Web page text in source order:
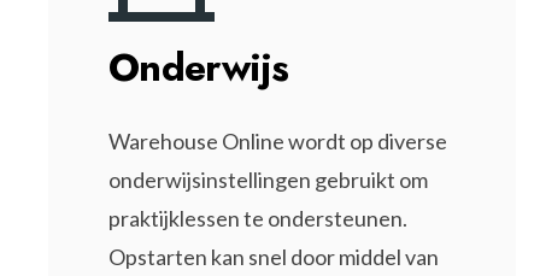
Onderwijs
Warehouse Online wordt op diverse
onderwijsinstellingen gebruikt om
praktijklessen te ondersteunen.
Opstarten kan snel door middel van